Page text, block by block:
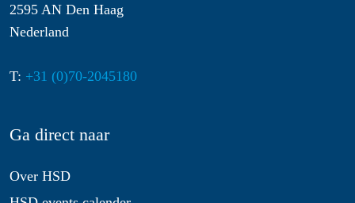
2595 AN Den Haag
Nederland
T: +31 (0)70-2045180
Ga direct naar
Over HSD